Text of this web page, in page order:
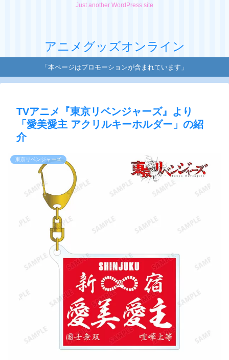
Just another WordPress site
アニメグッズオンライン
「本ページはプロモーションが含まれています」
TVアニメ『東京リベンジャーズ』より
「愛美愛主 アクリルキーホルダー」の紹
介
東京リベンジャーズ